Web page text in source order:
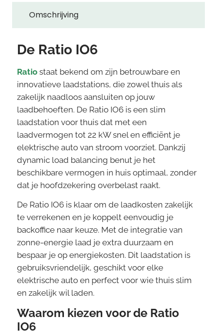
Omschrijving
De Ratio IO6
Ratio staat bekend om zijn betrouwbare en
innovatieve laadstations, die zowel thuis als
zakelijk naadloos aansluiten op jouw
laadbehoeften. De Ratio IO6 is een slim
laadstation voor thuis dat met een
laadvermogen tot 22 kW snel en efficiënt je
elektrische auto van stroom voorziet. Dankzij
dynamic load balancing benut je het
beschikbare vermogen in huis optimaal, zonder
dat je hoofdzekering overbelast raakt.
De Ratio IO6 is klaar om de laadkosten zakelijk
te verrekenen en je koppelt eenvoudig je
backoffice naar keuze. Met de integratie van
zonne-energie laad je extra duurzaam en
bespaar je op energiekosten. Dit laadstation is
gebruiksvriendelijk, geschikt voor elke
elektrische auto en perfect voor wie thuis slim
en zakelijk wil laden.
Waarom kiezen voor de Ratio
IO6